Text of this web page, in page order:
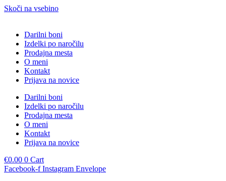
Skoči na vsebino
Darilni boni
Izdelki po naročilu
Prodajna mesta
O meni
Kontakt
Prijava na novice
Darilni boni
Izdelki po naročilu
Prodajna mesta
O meni
Kontakt
Prijava na novice
€0.00 0 Cart
Facebook-f Instagram Envelope